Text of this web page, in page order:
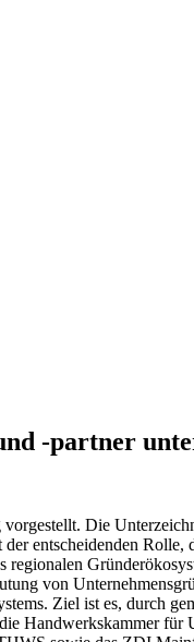
-partner
Die
entscheidenden
von
Ziel ist es, durch
Handwerkskammer